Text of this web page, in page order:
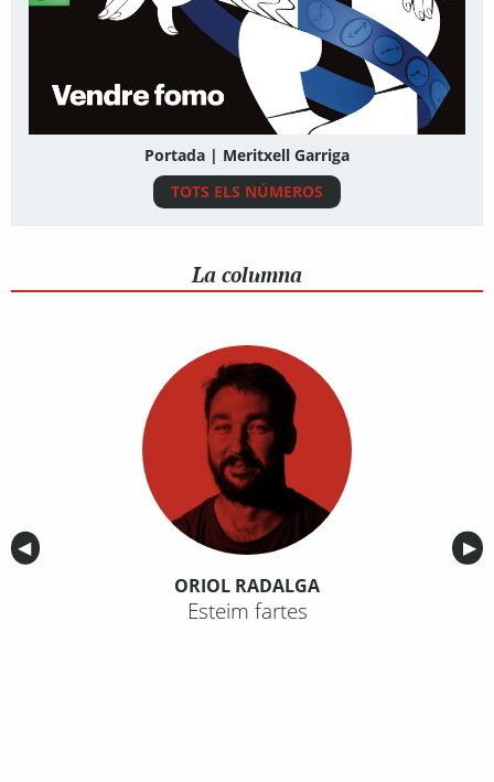
Portada | Meritxell Garriga
TOTS ELS NÚMEROS
La columna
Anterior
◀︎ ▶︎
ORIOL RADALGA
Esteim fartes